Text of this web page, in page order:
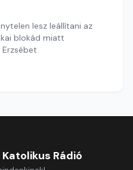
lesz leállítani az
blokád miatt
Erzsébet
Rádió